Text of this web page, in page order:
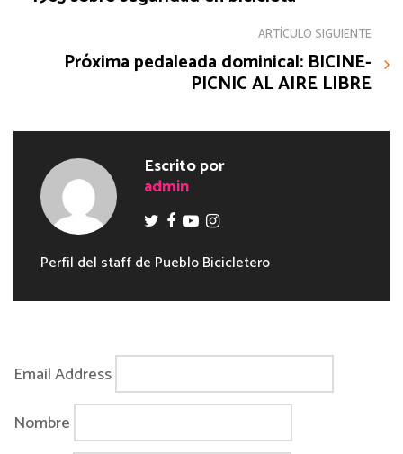
ARTÍCULO SIGUIENTE
Próxima pedaleada dominical: BICINE-
PICNIC AL AIRE LIBRE
Escrito por
admin
Perfil del staff de Pueblo Bicicletero
Email Address
Nombre